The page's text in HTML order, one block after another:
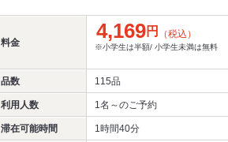
料金 4,169円 （税込）
※小学生は半額/ 小学生未満は無料
品数 115品
利用人数 1名～のご予約
滞在可能時間 1時間40分